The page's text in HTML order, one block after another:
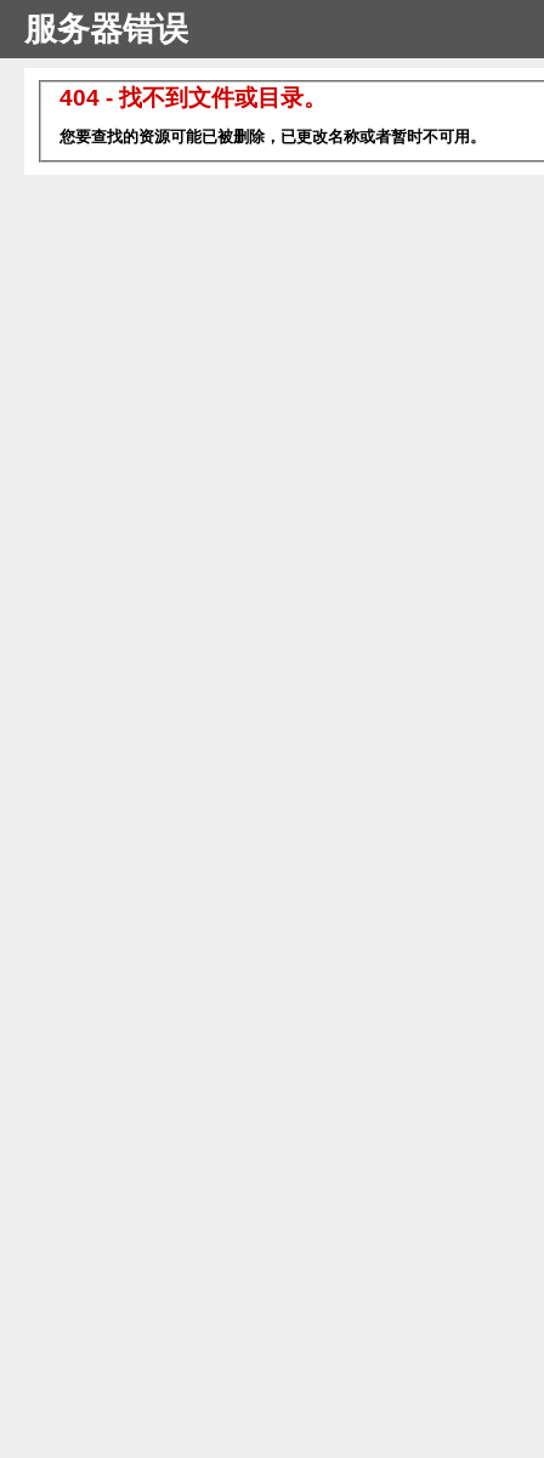
服务器错误
404 - 找不到文件或目录。
您要查找的资源可能已被删除，已更改名称或者暂时不可用。